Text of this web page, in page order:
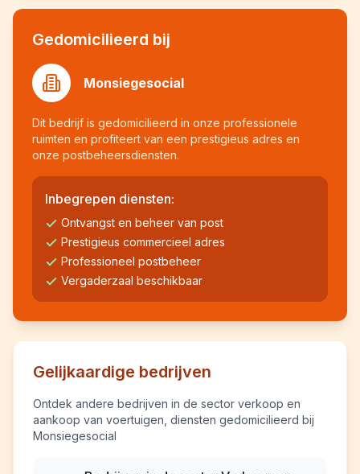
Gedomicilieerd bij
Monsiegesocial
Dit bedrijf is gedomicilieerd in onze professionele
ruimten en profiteert van een prestigieus adres en
onze postbeheersdiensten.
Inbegrepen diensten:
Ontvangst en beheer van post
Prestigieus commercieel adres
Professioneel postbeheer
Vergaderzaal beschikbaar
Gelijkaardige bedrijven
Ontdek andere bedrijven in de sector verkoop en
aankoop van voertuigen, diensten gedomicilieerd bij
Monsiegesocial